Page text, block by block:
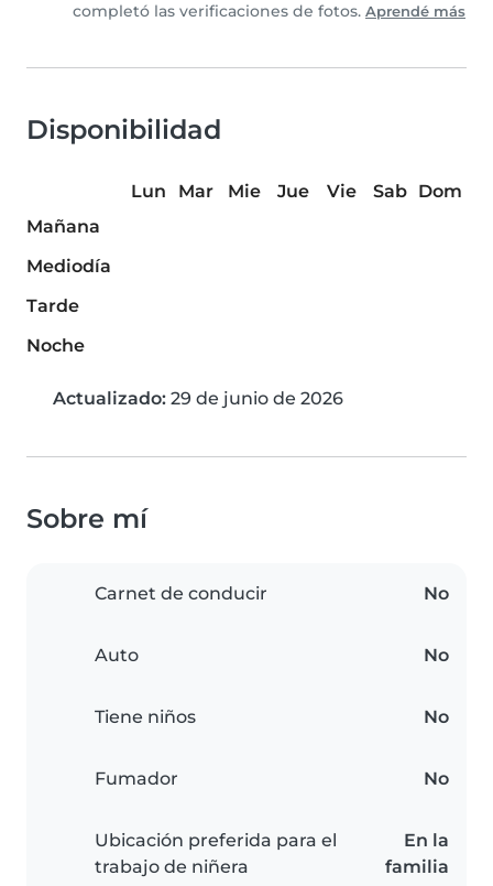
completó las verificaciones de fotos. Aprendé más
Disponibilidad
Lun Mar Mie Jue Vie Sab
Dom
Mañana
Mediodía
Tarde
Noche
Actualizado: 29 de junio de 2026
Sobre mí
Carnet de conducir No
Auto No
Tiene niños No
Fumador No
Ubicación preferida para el
trabajo de niñera
En la
familia